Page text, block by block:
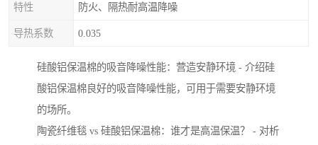
特性 防火、隔热耐高温降噪
导热系数 0.035
硅酸铝保温棉的吸音降噪性能：营造安静环境 - 介绍硅
酸铝保温棉良好的吸音降噪性能，可用于需要安静环境
的场所。
陶瓷纤维毯 vs 硅酸铝保温棉：谁才是高温保温？ - 对析